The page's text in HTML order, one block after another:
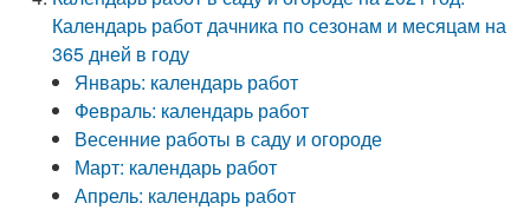
Календарь работ дачника по сезонам и месяцам на
365 дней в году
Январь: календарь работ
Февраль: календарь работ
Весенние работы в саду и огороде
Март: календарь работ
Апрель: календарь работ